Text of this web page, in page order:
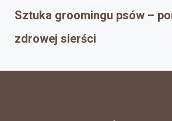
Sztuka groomingu psów –
zdrowej sierści